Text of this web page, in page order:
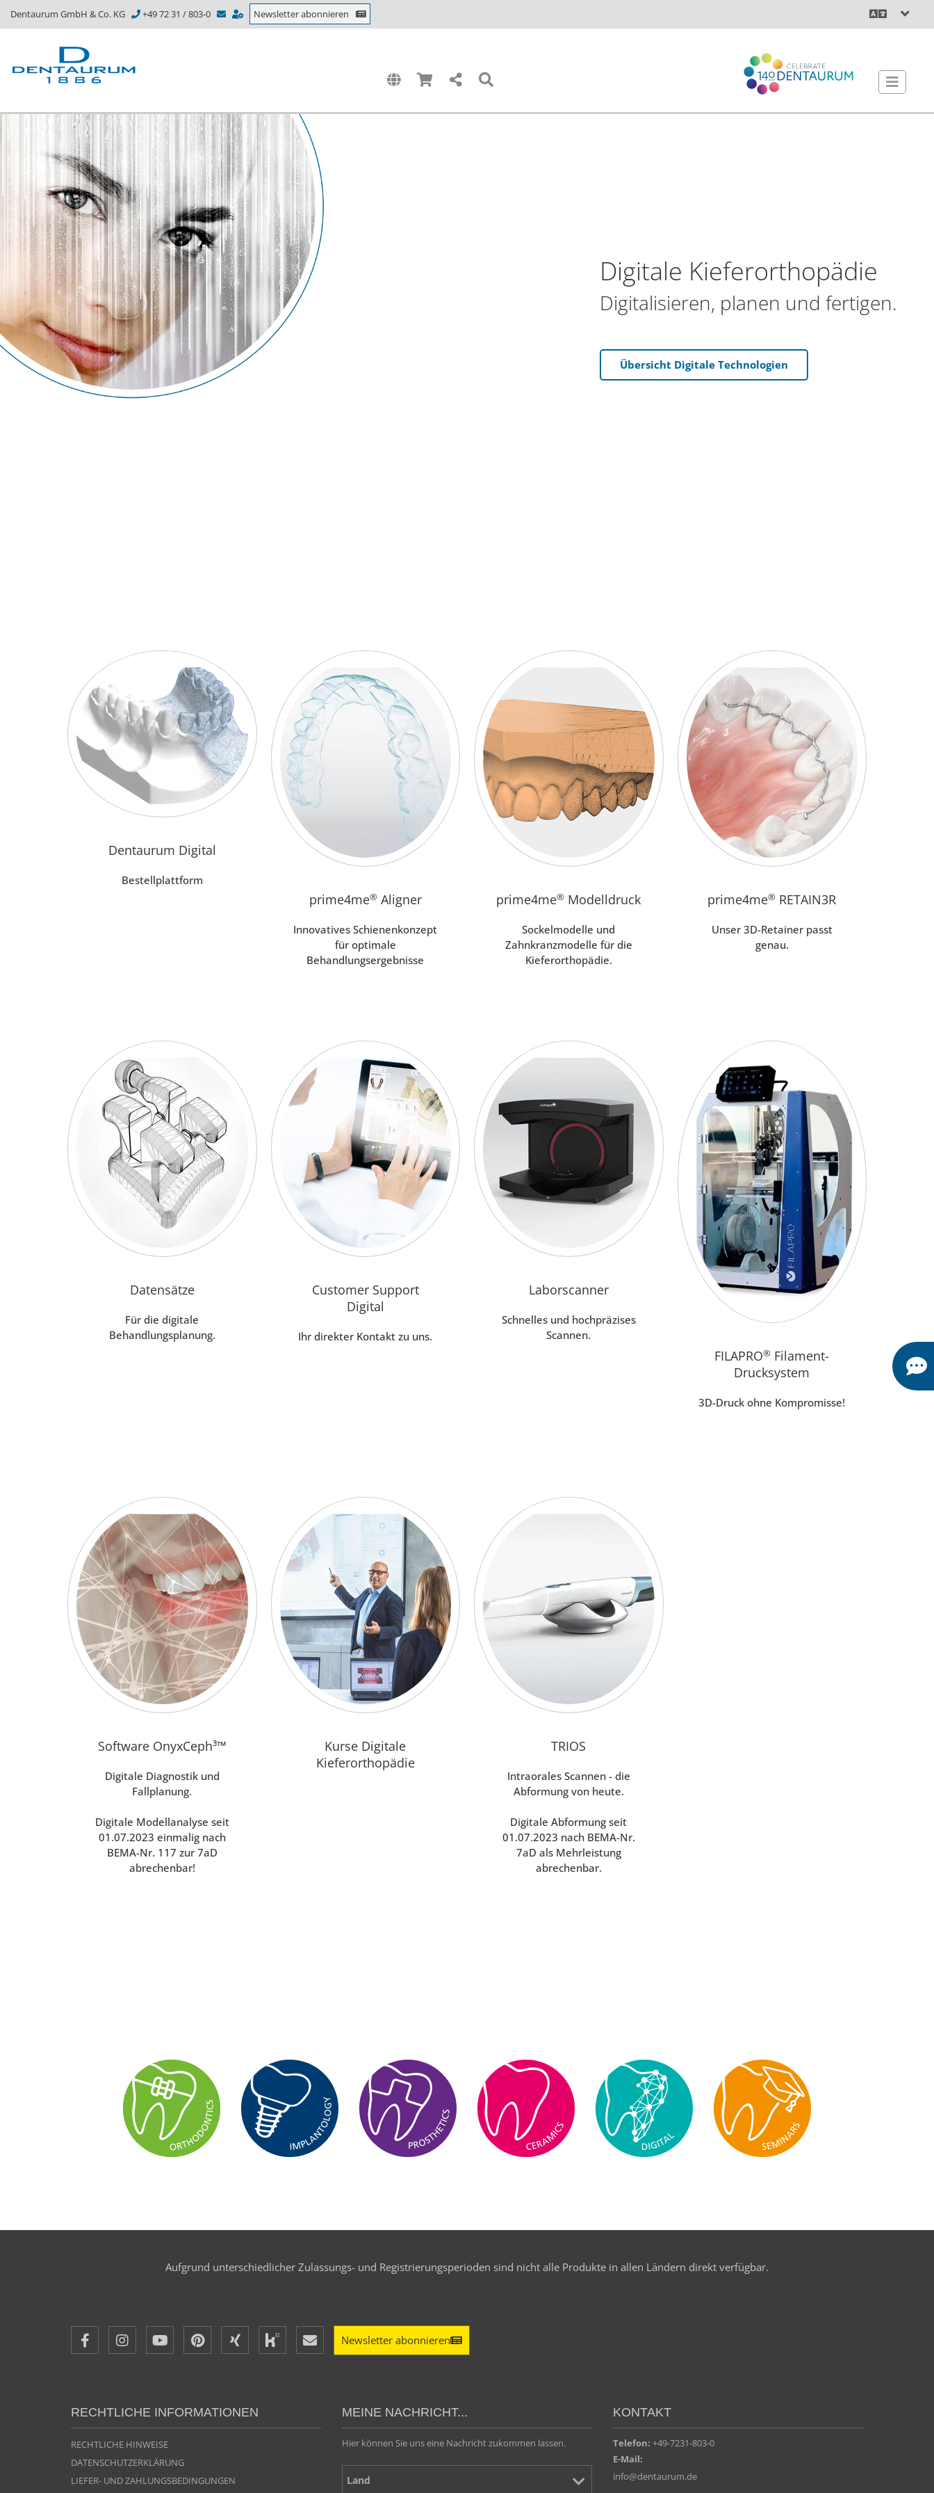
Dentaurum GmbH & Co. KG +49 72 31 / 803-0 Newsletter abonnieren
Digitale Kieferorthopädie
Digitalisieren, planen und fertigen.
Übersicht Digitale Technologien
Dentaurum Digital
Bestellplattform
prime4me®Aligner
Innovatives Schienenkonzept
für optimale
Behandlungsergebnisse
prime4me® Modelldruck
Sockelmodelle und
Zahnkranzmodelle für die
Kieferorthopädie.
prime4me® RETAIN3R
Unser 3D-Retainer passt
genau.
Datensätze
Für die digitale
Behandlungsplanung.
Customer Support
Digital
Ihr direkter Kontakt zu uns.
Laborscanner
Schnelles und hochpräzises
Scannen.
FILAPRO® Filament-
Drucksystem
3D-Druck ohne Kompromisse!
Software OnyxCeph³™
Digitale Diagnostik und
Fallplanung.
Digitale Modellanalyse seit
01.07.2023 einmalig nach
BEMA-Nr. 117 zur 7aD
abrechenbar!
Kurse Digitale
Kieferorthopädie
TRIOS
Intraorales Scannen - die
Abformung von heute.
Digitale Abformung seit
01.07.2023 nach BEMA-Nr.
7aD als Mehrleistung
abrechenbar.
Aufgrund unterschiedlicher Zulassungs- und Registrierungsperioden sind nicht alle Produkte in allen Ländern direkt verfügbar.
Newsletter abonnieren
RECHTLICHE INFORMATIONEN
RECHTLICHE HINWEISE
DATENSCHUTZERKLÄRUNG
LIEFER- UND ZAHLUNGSBEDINGUNGEN
MEINE NACHRICHT...
Hier können Sie uns eine Nachricht zukommen lassen.
KONTAKT
Telefon: +49-7231-803-0
E-Mail:
info@dentaurum.de